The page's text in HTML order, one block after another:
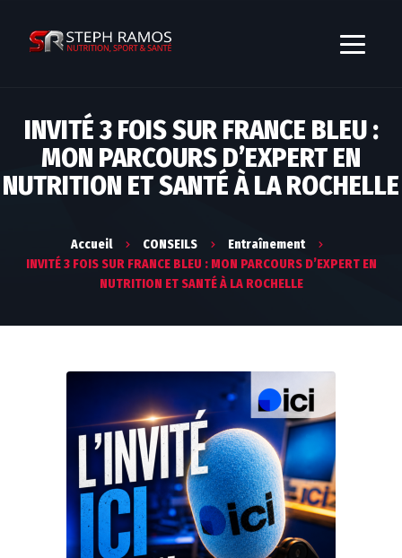
INVITÉ 3 FOIS SUR FRANCE BLEU :
MON PARCOURS D’EXPERT EN
NUTRITION ET SANTÉ À LA ROCHELLE
Accueil CONSEILS
Entraînement
INVITÉ 3 FOIS SUR FRANCE BLEU : MON PARCOURS D’EXPERT EN
NUTRITION ET SANTÉ À LA ROCHELLE